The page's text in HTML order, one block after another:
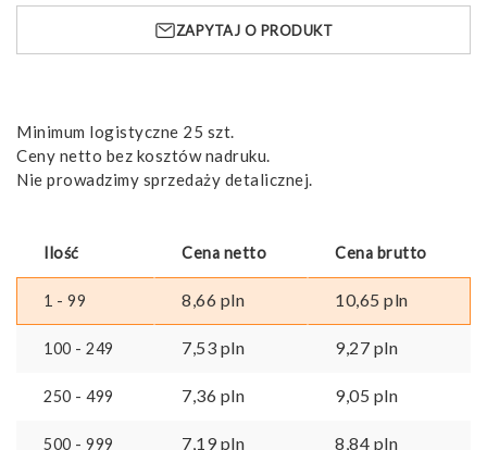
ZAPYTAJ O PRODUKT
Minimum logistyczne 25 szt.
Ceny netto bez kosztów nadruku.
Nie prowadzimy sprzedaży detalicznej.
Ilość Cena netto Cena brutto
1 - 99 8,66 pln 10,65 pln
100 - 249 7,53 pln 9,27 pln
250 - 499 7,36 pln 9,05 pln
500 - 999 7,19pln 8,84 pln